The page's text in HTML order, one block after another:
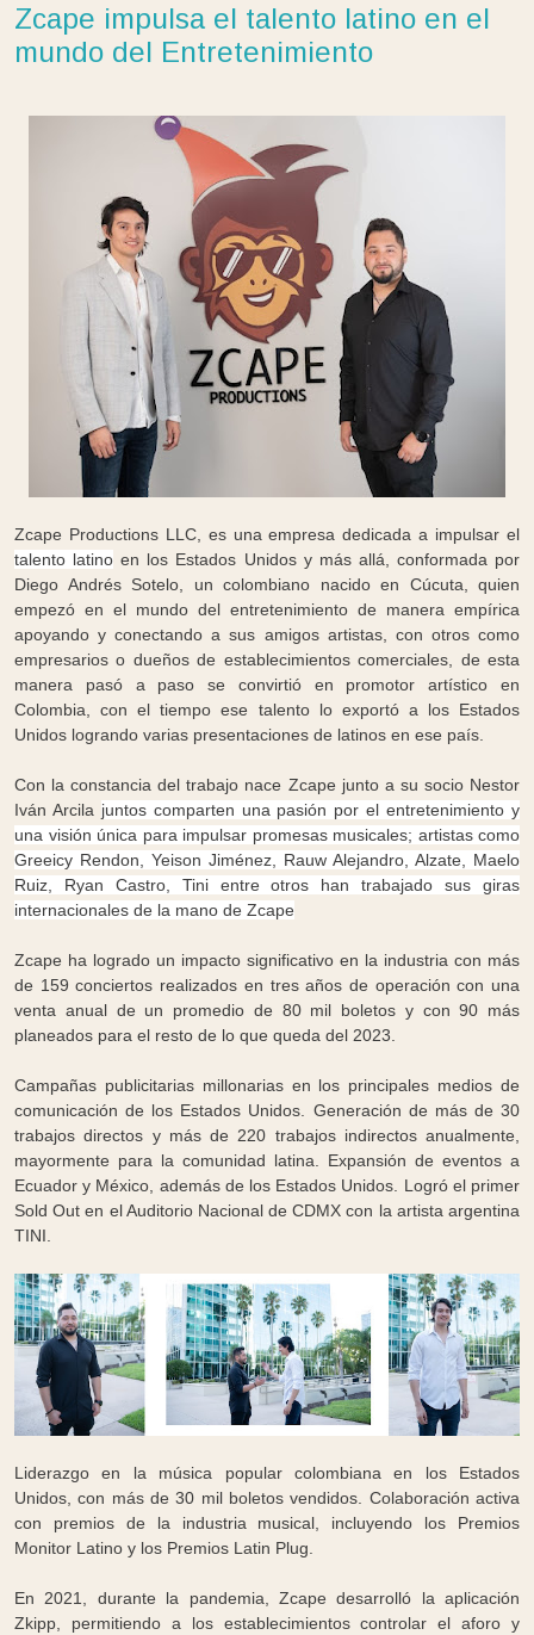
Zcape impulsa el talento latino en el
mundo del Entretenimiento
Zcape Productions LLC, es una empresa dedicada a impulsar el
talento latino en los Estados Unidos y más allá, conformada por
Diego Andrés Sotelo, un colombiano nacido en Cúcuta, quien
empezó en el mundo del entretenimiento de manera empírica
apoyando y conectando a sus amigos artistas, con otros como
empresarios o dueños de establecimientos comerciales, de esta
manera pasó a paso se convirtió en promotor artístico en
Colombia, con el tiempo ese talento lo exportó a los Estados
Unidos logrando varias presentaciones de latinos en ese país.
Con la constancia del trabajo nace Zcape junto a su socio Nestor
Iván Arcila juntos comparten una pasión por el entretenimiento y
una visión única para impulsar promesas musicales; artistas como
Greeicy Rendon, Yeison Jiménez, Rauw Alejandro, Alzate, Maelo
Ruiz, Ryan Castro, Tini entre otros han trabajado sus giras
internacionales de la mano de Zcape
Zcape ha logrado un impacto significativo en la industria con más
de 159 conciertos realizados en tres años de operación con una
venta anual de un promedio de 80 mil boletos y con 90 más
planeados para el resto de lo que queda del 2023.
Campañas publicitarias millonarias en los principales medios de
comunicación de los Estados Unidos. Generación de más de 30
trabajos directos y más de 220 trabajos indirectos anualmente,
mayormente para la comunidad latina. Expansión de eventos a
Ecuador y México, además de los Estados Unidos. Logró el primer
Sold Out en el Auditorio Nacional de CDMX con la artista argentina
TINI.
Liderazgo en la música popular colombiana en los Estados
Unidos, con más de 30 mil boletos vendidos. Colaboración activa
con premios de la industria musical, incluyendo los Premios
Monitor Latino y los Premios Latin Plug.
En 2021, durante la pandemia, Zcape desarrolló la aplicación
Zkipp, permitiendo a los establecimientos controlar el aforo y